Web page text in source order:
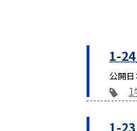
1-
公開日
1
1-